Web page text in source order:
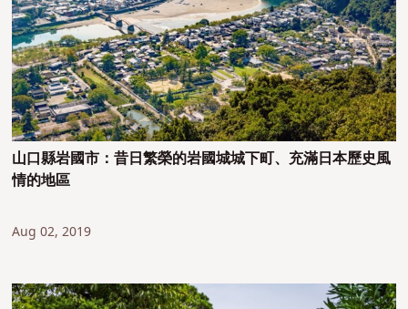
山口縣岩國市：昔日繁榮的岩國城城下町、充滿日本歷史風
情的地區
Aug 02, 2019